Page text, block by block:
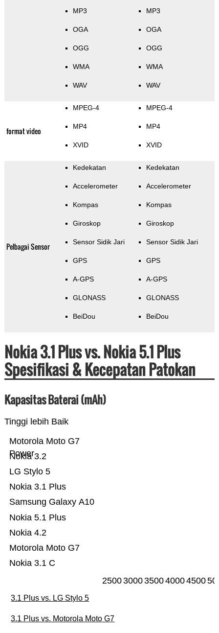
MP3
OGA
OGG
WMA
WAV
MP3
OGA
OGG
WMA
WAV
format video
MPEG-4
MP4
XVID
MPEG-4
MP4
XVID
Pelbagai Sensor
Kedekatan
Accelerometer
Kompas
Giroskop
Sensor Sidik Jari
GPS
A-GPS
GLONASS
BeiDou
Kedekatan
Accelerometer
Kompas
Giroskop
Sensor Sidik Jari
GPS
A-GPS
GLONASS
BeiDou
Nokia 3.1 Plus vs. Nokia 5.1 Plus
Spesifikasi & Kecepatan Patokan
Kapasitas Baterai (mAh)
Tinggi lebih Baik
Nokia 3.1 C
Motorola Moto G7
Nokia 4.2
Nokia 5.1 Plus
Samsung Galaxy A10
Nokia 3.1 Plus
LG Stylo 5
Nokia 3.2
Motorola Moto G7
Power
25003000350040004500
3.1 Plus vs. LG Stylo 5
3.1 Plus vs. Motorola Moto G7